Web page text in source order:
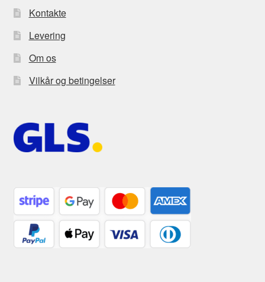
Kontakte
Levering
Om os
Vilkår og betingelser